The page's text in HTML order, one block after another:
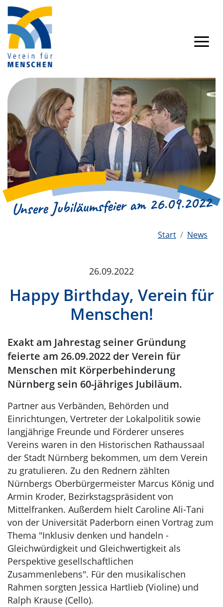
Unsere Jubiläumsfeier am 26.09.2022
Start News
26.09.2022
Happy Birthday, Verein für
Menschen!
Exakt am Jahrestag seiner Gründung
feierte am 26.09.2022 der Verein für
Menschen mit Körperbehinderung
Nürnberg sein 60-jähriges Jubiläum.
Partner aus Verbänden, Behörden und
Einrichtungen, Vertreter der Lokalpolitik sowie
langjährige Freunde und Förderer unseres
Vereins waren in den Historischen Rathaussaal
der Stadt Nürnberg bekommen, um dem Verein
zu gratulieren. Zu den Rednern zählten
Nürnbergs Oberbürgermeister Marcus König und
Armin Kroder, Bezirkstagspräsident von
Mittelfranken. Außerdem hielt Caroline Ali-Tani
von der Universität Paderborn einen Vortrag zum
Thema "Inklusiv denken und handeln -
Gleichwürdigkeit und Gleichwertigkeit als
Perspektive gesellschaftlichen
Zusammenlebens". Für den musikalischen
Rahmen sorgten Jessica Hartlieb (Violine) und
Ralph Krause (Cello).